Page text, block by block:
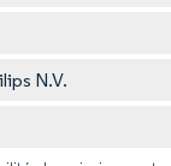
N.V.